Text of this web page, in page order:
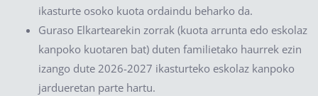
ikasturte osoko kuota ordaindu beharko da.
Guraso Elkartearekin zorrak (kuota arrunta edo eskolaz
kanpoko kuotaren bat) duten familietako haurrek ezin
izango dute 2026-2027 ikasturteko eskolaz kanpoko
jardueretan parte hartu.